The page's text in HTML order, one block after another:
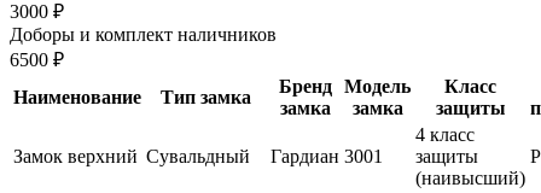
3000 ₽
Доборы и комплект наличников
6500 ₽
Наименование
Тип замка
Бренд
замка
Модель
замка
Класс
защиты
Замок верхний Сувальдный Гардиан 3001
4 класс
защиты
(наивысший)